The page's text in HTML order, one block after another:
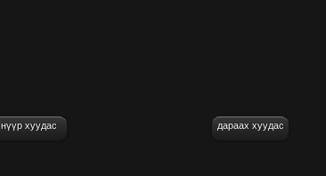
дараах хуудас
нүүр хуудас